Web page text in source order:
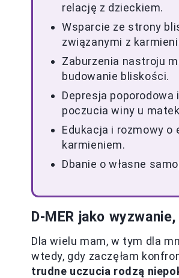
relację z dzieckiem.
Wsparcie ze strony
związanymi z
Zaburzenia nastroju
budowanie bliskości.
Depresja
poczucia winy u
Edukacja i rozmowy
karmieniem.
Dbanie o własne
D-MER jako
Dla wielu mam, w tym dla
wtedy, gdy zaczęłam
trudne uczucia rodzą